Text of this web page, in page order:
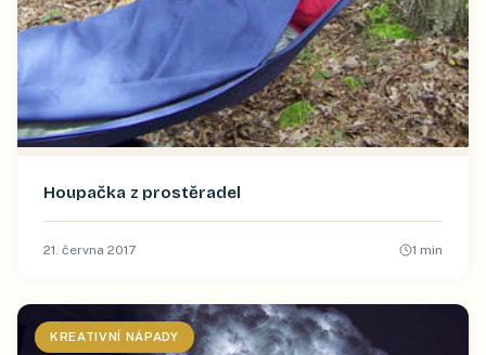
Houpačka z prostěradel
21. června 2017 1 min
KREATIVNÍ NÁPADY